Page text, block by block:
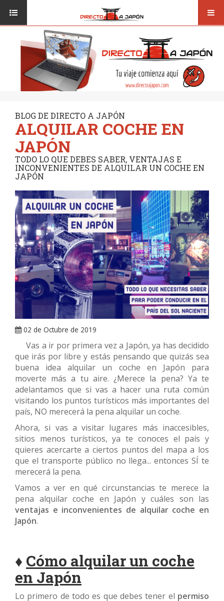
CONSEJOS
DESTINOS
RESTAURANTES
SEGUROS
ISI JAPANESE LANGUAGE SCHOOL
BLOG DE DIRECTO A JAPÓN
ALQUILAR COCHE EN
JAPÓN
TODO LO QUE DEBES SABER, VENTAJAS E
INCONVENIENTES DE ALQUILAR UN COCHE EN
JAPÓN
02 de Octubre de 2019
Vas a ir por primera vez a Japón, ya has decidido
que irás por libre y estás pensando que quizás sea
buena idea alquilar un coche en Japón para
moverte más a tu aire. ¿Merece la pena? Ya te
adelantamos que si vas a hacer una ruta común
visitando los puntos turísticos más importantes del
país, NO merecerá la pena alquilar un coche.
Ahora, si vas a visitar lugares más inaccesibles,
sitios menos turísticos, ya te conoces el país y
quieres acercarte a ciertos puntos del mapa a los
que el transporte público no llega... entonces SÍ te
merecerá la pena.
Vamos a ver en qué circunstancias te merece la
pena alquilar coche en Japón y cuáles son las
ventajas e inconvenientes de alquilar coche en
Japón.
♦ Cómo alquilar un coche
en Japón
Lo primero de todo es que debes tener el permiso
VIAJAR A JAPÓN
VUELOS
TRANSPORTE
DESTINOS
RUTAS / MAPAS
CULTURA
RESTAURANTES
SEGUROS
ARRAY